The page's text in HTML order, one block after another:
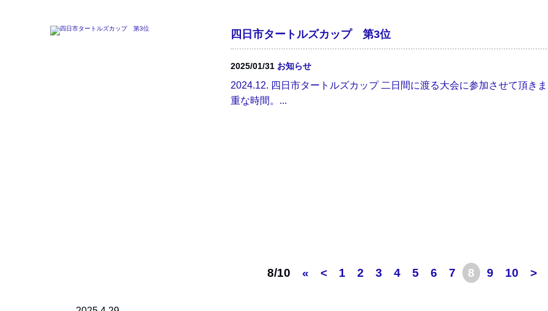
四日市タートルズカップ 第3位
2025/01/31 お知らせ
2024.12. 四日市タートルズカップ 二日間に渡る大会に参加させて頂き
重な時間。...
8/10 « < 1 2 3 4 5 6 7 8 9 10 >